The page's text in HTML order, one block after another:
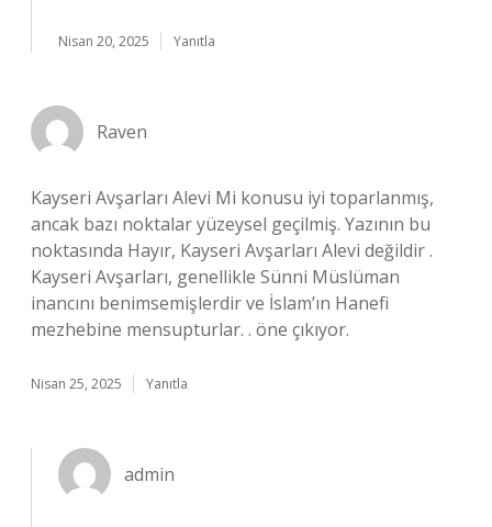
Nisan 20, 2025 Yanıtla
Raven
Kayseri Avşarları Alevi Mi konusu iyi toparlanmış,
ancak bazı noktalar yüzeysel geçilmiş. Yazının bu
noktasında Hayır, Kayseri Avşarları Alevi değildir .
Kayseri Avşarları, genellikle Sünni Müslüman
inancını benimsemişlerdir ve İslam’ın Hanefi
mezhebine mensupturlar. . öne çıkıyor.
Nisan 25, 2025 Yanıtla
admin